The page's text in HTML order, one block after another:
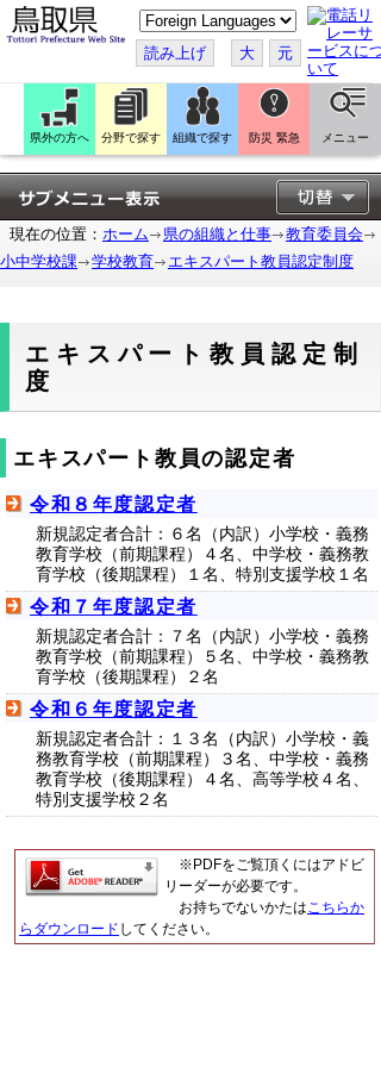
こ
の
ペ
ー
ジ
翻
訳
す
る
読み上げ 大 元
県外の方へ 分野で探す 組織で探す 防災 緊急 メニュー
現在の位置： ホーム 県の組織と仕事
教育委員会
小中学校課
学校教育 エキスパート教員認定制度
エキスパート教員認定制
度
エキスパート教員の認定者
令和８年度認定者
新規認定者合計：６名（内訳）小学校・義務
教育学校（前期課程）４名、中学校・義務教
育学校（後期課程）１名、特別支援学校１名
令和７年度認定者
新規認定者合計：７名（内訳）小学校・義務
教育学校（前期課程）５名、中学校・義務教
育学校（後期課程）２名
令和６年度認定者
新規認定者合計：１３名（内訳）小学校・義
務教育学校（前期課程）３名、中学校・義務
教育学校（後期課程）４名、高等学校４名、
特別支援学校２名
※PDFをご覧頂くにはアドビ
リーダーが必要です。
お持ちでないかたはこちらか
らダウンロード してください。